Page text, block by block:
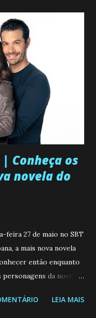
Conheça os
novela do
feira 27 de maio no SBT
a mais nova novela
então enquanto
da novela?
(CamilaLEIA MAIS